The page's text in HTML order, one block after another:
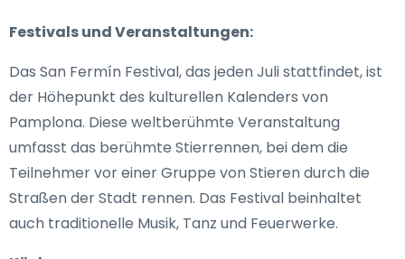
Festivals und Veranstaltungen:
Das San Fermín Festival, das jeden Juli stattfindet, ist
der Höhepunkt des kulturellen Kalenders von
Pamplona. Diese weltberühmte Veranstaltung
umfasst das berühmte Stierrennen, bei dem die
Teilnehmer vor einer Gruppe von Stieren durch die
Straßen der Stadt rennen. Das Festival beinhaltet
auch traditionelle Musik, Tanz und Feuerwerke.